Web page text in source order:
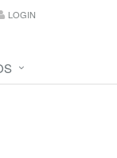
LOGIN